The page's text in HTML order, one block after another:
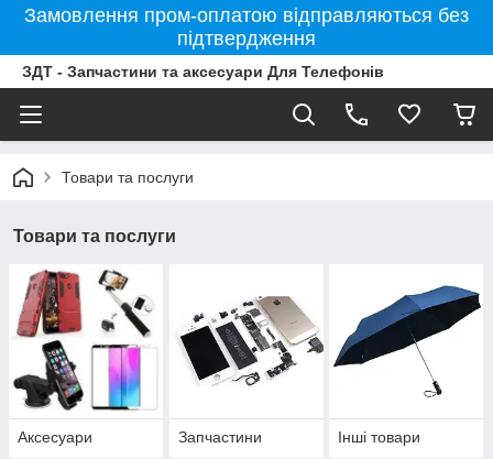
Замовлення пром-оплатою відправляються без
підтвердження
ЗДТ - Запчастини та аксесуари Для Телефонів
Товари та послуги
Товари та послуги
Аксесуари Запчастини Інші товари